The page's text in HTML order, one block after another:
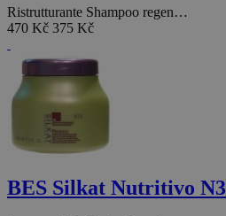
Ristrutturante Shampoo regen…
470 Kč 375 Kč
BES Silkat Nutritivo N3